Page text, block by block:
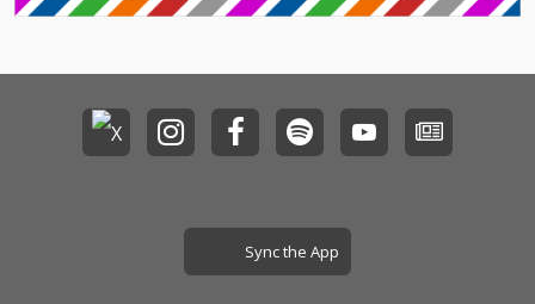
Sync the App